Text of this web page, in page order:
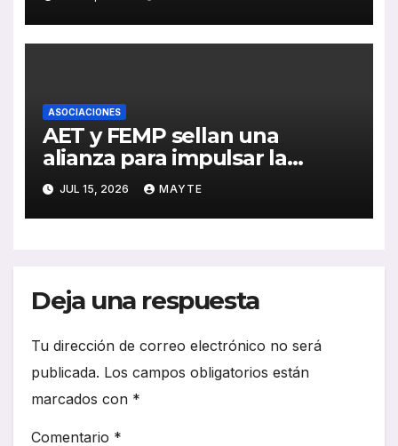
de inversión y avance de la
electrificación en 2025
ASOCIACIONES
AET y FEMP sellan una
alianza para impulsar la
movilidad inteligente en las
ciudades españolas
JUL 15, 2026 MAYTE
Deja una respuesta
Tu dirección de correo electrónico no será
publicada. Los campos obligatorios están
marcados con *
Comentario *